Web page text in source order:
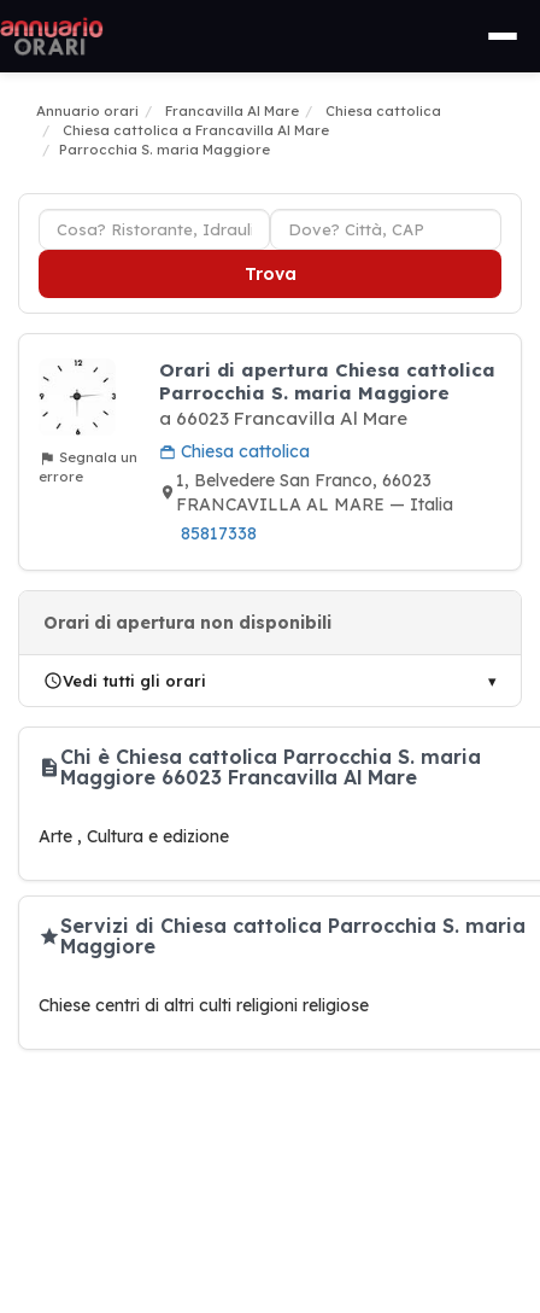
Annuario orari Francavilla Al Mare
Chiesa cattolica
Chiesa cattolica a Francavilla Al Mare
Parrocchia S. maria Maggiore
Trova
Segnala un
errore
Orari di apertura Chiesa cattolica
Parrocchia S. maria Maggiore
a 66023 Francavilla Al Mare
Chiesa cattolica
1, Belvedere San Franco, 66023
FRANCAVILLA AL MARE — Italia
85817338
Orari di apertura non disponibili
Vedi tutti gli orari
Chi è Chiesa cattolica Parrocchia S. maria
Maggiore 66023 Francavilla Al Mare
Arte , Cultura e edizione
Servizi di Chiesa cattolica Parrocchia S. maria
Maggiore
Chiese centri di altri culti religioni religiose